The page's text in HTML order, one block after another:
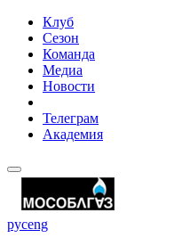
Клуб
Сезон
Команда
Медиа
Новости
Телеграм
Академия
русeng